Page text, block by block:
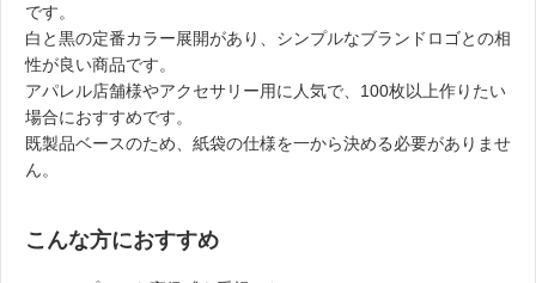
です。
白と黒の定番カラー展開があり、シンプルなブランドロゴとの相
性が良い商品です。
アパレル店舗様やアクセサリー用に人気で、100枚以上作りたい
場合におすすめです。
既製品ベースのため、紙袋の仕様を一から決める必要がありませ
ん。
こんな方におすすめ